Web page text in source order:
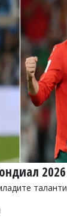
2026
таланти